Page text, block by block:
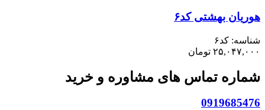
هوریان بهشتی کد۶
شناسه: کد۶
۲۵,۰۴۷,۰۰۰ تومان
شماره تماس های مشاوره و خرید
0919685476